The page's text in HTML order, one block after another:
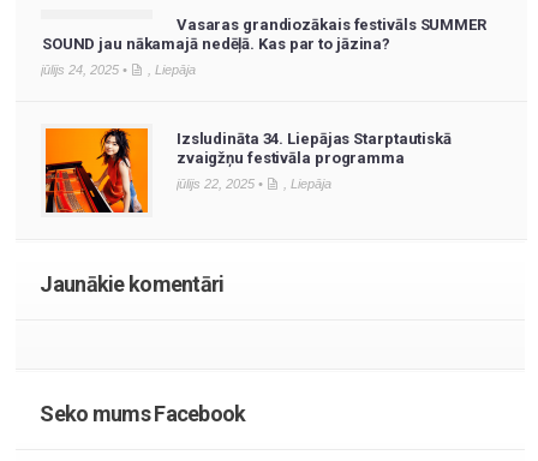
Vasaras grandiozākais festivāls SUMMER
SOUND jau nākamajā nedēļā. Kas par to jāzina?
jūlijs 24, 2025 • Liepāja
Izsludināta 34. Liepājas Starptautiskā
zvaigžņu festivāla programma
jūlijs 22, 2025 • Liepāja
Jaunākie komentāri
Seko mums Facebook